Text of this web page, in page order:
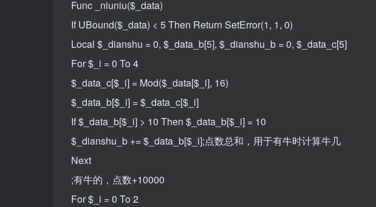
Func _niuniu($_data)
If UBound($_data) < 5 Then Return SetError(1, 1, 0)
Local $_dianshu = 0, $_data_b[5], $_dianshu_b = 0, $_data_c[5]
For $_i = 0 To 4
$_data_c[$_i] = Mod($_data[$_i], 16)
$_data_b[$_i] = $_data_c[$_i]
If $_data_b[$_i] > 10 Then $_data_b[$_i] = 10
$_dianshu_b += $_data_b[$_i];点数总和，用于有牛时计算牛几
Next
;有牛的，点数+10000
For $_i = 0 To 2